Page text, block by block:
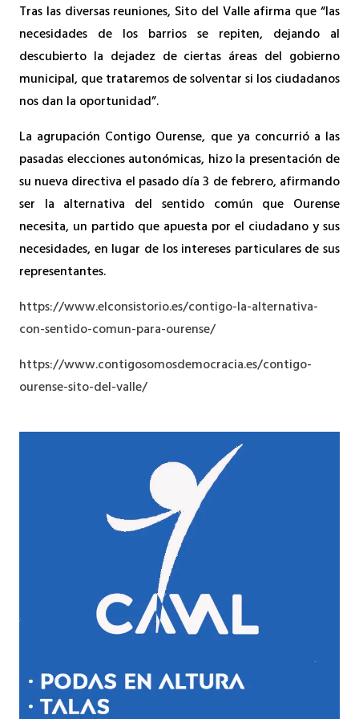
Tras las diversas reuniones, Sito del Valle afirma que “las
necesidades de los barrios se repiten, dejando al
descubierto la dejadez de ciertas áreas del gobierno
municipal, que trataremos de solventar si los ciudadanos
nos dan la oportunidad”.
La agrupación Contigo Ourense, que ya concurrió a las
pasadas elecciones autonómicas, hizo la presentación de
su nueva directiva el pasado día 3 de febrero, afirmando
ser la alternativa del sentido común que Ourense
necesita, un partido que apuesta por el ciudadano y sus
necesidades, en lugar de los intereses particulares de sus
representantes.
https://www.elconsistorio.es/contigo-la-alternativa-
con-sentido-comun-para-ourense/
https://www.contigosomosdemocracia.es/contigo-
ourense-sito-del-valle/